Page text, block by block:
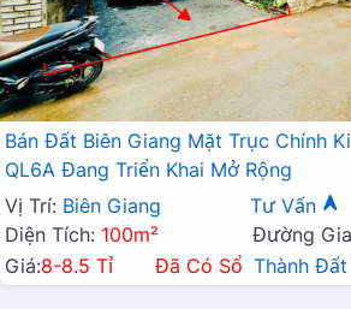
Bán Đất Biên Giang Mặt Trục Chính
QL6A Đang Triển Khai Mở Rộng
Vị Trí: Biên Giang Tư Vấn
Diện Tích: 100m²
Đường
Giá:8-8.5 Tỉ Đã Có Sổ Thành